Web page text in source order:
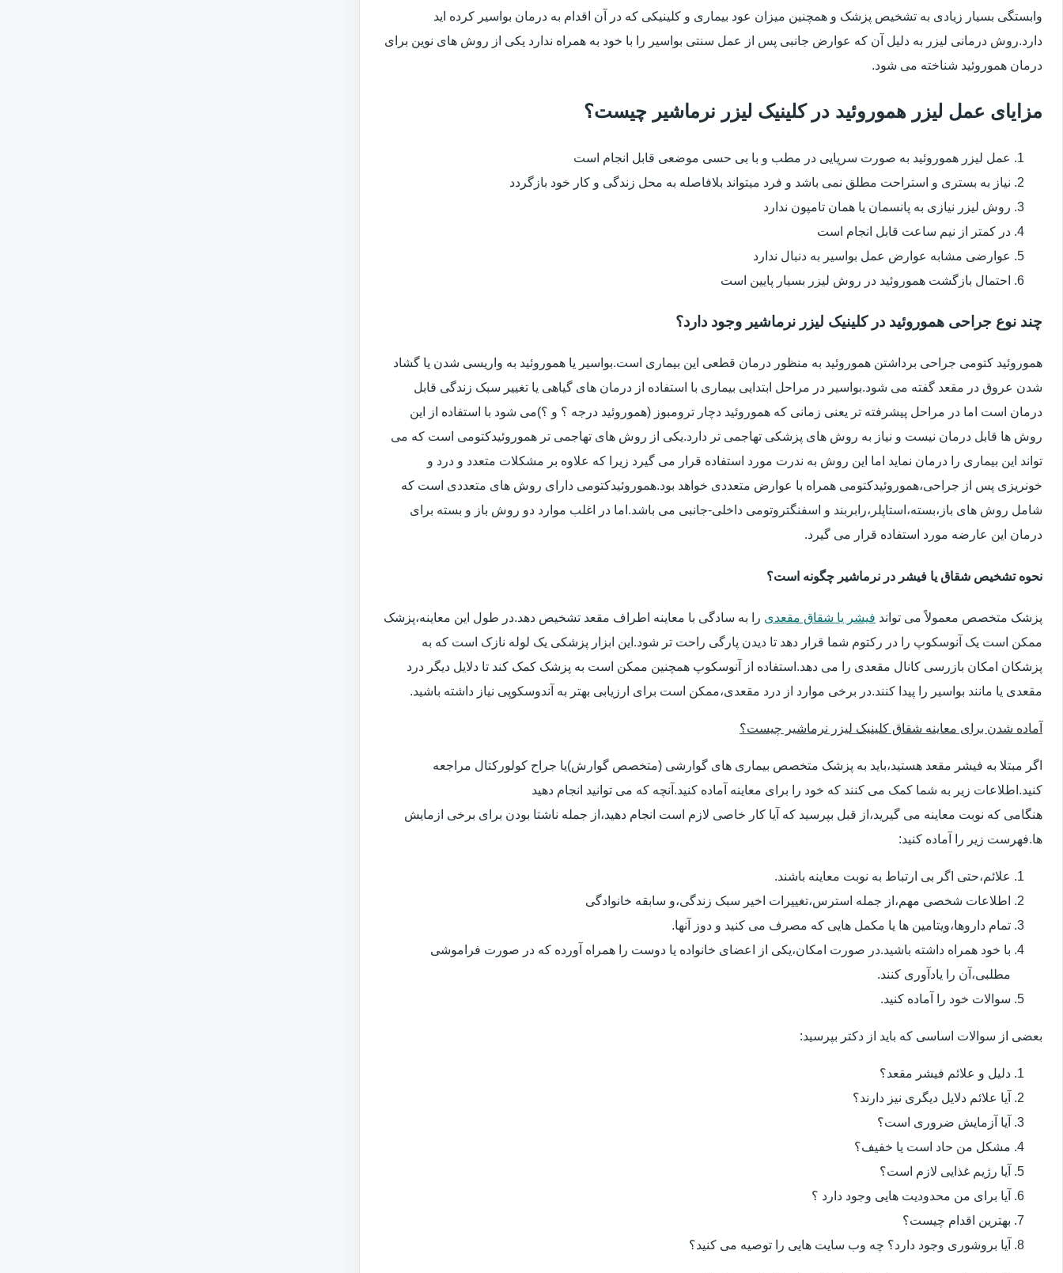
وابستگی بسیار زیادی به تشخیص پزشک و همچنین میزان عود بیماری و کلینیکی که در آن اقدام به درمان بواسیر کرده اید
دارد.روش درمانی لیزر به دلیل آن که عوارض جانبی پس از عمل سنتی بواسیر را با خود به همراه ندارد یکی از روش های نوین برای
درمان هموروئید شناخته می شود.
مزایای عمل لیزر هموروئید در کلینیک لیزر نرماشیر چیست؟
عمل لیزر هموروئید به صورت سرپایی در مطب و با بی حسی موضعی قابل انجام است
نیاز به بستری و استراحت مطلق نمی باشد و فرد میتواند بلافاصله به محل زندگی و کار خود بازگردد
روش لیزر نیازی به پانسمان یا همان تامپون ندارد
در کمتر از نیم ساعت قابل انجام است
عوارضی مشابه عوارض عمل بواسیر به دنبال ندارد
احتمال بازگشت هموروئید در روش لیزر بسیار پایین است
چند نوع جراحی هموروئید در کلینیک لیزر نرماشیر وجود دارد؟
هموروئید کتومی جراحی برداشتن هموروئید به منظور درمان قطعی این بیماری است.بواسیر یا هموروئید به واریسی شدن یا گشاد
شدن عروق در مقعد گفته می شود.بواسیر در مراحل ابتدایی بیماری با استفاده از درمان های گیاهی یا تغییر سبک زندگی قابل
درمان است اما در مراحل پیشرفته تر یعنی زمانی که هموروئید دچار ترومبوز (هموروئید درجه ؟ و ؟)می شود با استفاده از این
روش ها قابل درمان نیست و نیاز به روش های پزشکی تهاجمی تر دارد.یکی از روش های تهاجمی تر هموروئیدکتومی است که می
تواند این بیماری را درمان نماید اما این روش به ندرت مورد استفاده قرار می گیرد زیرا که علاوه بر مشکلات متعدد و درد و
خونریزی پس از جراحی،هموروئیدکتومی همراه با عوارض متعددی خواهد بود.هموروئیدکتومی دارای روش های متعددی است که
شامل روش های باز،بسته،استاپلر،رابربند و اسفنگتروتومی داخلی-جانبی می باشد.اما در اغلب موارد دو روش باز و بسته برای
درمان این عارضه مورد استفاده قرار می گیرد.
نحوه تشخیص شقاق یا فیشر در نرماشیر چگونه است؟
پزشک متخصص معمولاً می تواند فیشر یا شقاق مقعدی را به سادگی با معاینه اطراف مقعد تشخیص دهد.در طول این معاینه،پزشک
ممکن است یک آنوسکوپ را در رکتوم شما قرار دهد تا دیدن پارگی راحت تر شود.این ابزار پزشکی یک لوله نازک است که به
پزشکان امکان بازرسی کانال مقعدی را می دهد.استفاده از آنوسکوپ همچنین ممکن است به پزشک کمک کند تا دلایل دیگر درد
مقعدی یا مانند بواسیر را پیدا کنند.در برخی موارد از درد مقعدی،ممکن است برای ارزیابی بهتر به آندوسکوپی نیاز داشته باشید.
آماده شدن برای معاینه شقاق کلینیک لیزر نرماشیر چیست؟
اگر مبتلا به فیشر مقعد هستید،باید به پزشک متخصص بیماری های گوارشی (متخصص گوارش)یا جراح کولورکتال مراجعه
کنید.اطلاعات زیر به شما کمک می کنند که خود را برای معاینه آماده کنید.آنچه که می توانید انجام دهید
هنگامی که نوبت معاینه می گیرید،از قبل بپرسید که آیا کار خاصی لازم است انجام دهید،از جمله ناشتا بودن برای برخی ازمایش
ها.فهرست زیر را آماده کنید:
علائم،حتی اگر بی ارتباط به نوبت معاینه باشند.
اطلاعات شخصی مهم،از جمله استرس،تغییرات اخیر سبک زندگی،و سابقه خانوادگی
تمام داروها،ویتامین ها یا مکمل هایی که مصرف می کنید و دوز آنها.
با خود همراه داشته باشید.در صورت امکان،یکی از اعضای خانواده یا دوست را همراه آورده که در صورت فراموشی
مطلبی،آن را یادآوری کنند.
سوالات خود را آماده کنید.
بعضی از سوالات اساسی که باید از دکتر بپرسید:
دلیل و علائم فیشر مقعد؟
آیا علائم دلایل دیگری نیز دارند؟
آیا آزمایش ضروری است؟
مشکل من حاد است یا خفیف؟
آیا رژیم غذایی لازم است؟
آیا برای من محدودیت هایی وجود دارد ؟
بهترین اقدام چیست؟
آیا بروشوری وجود دارد؟ چه وب سایت هایی را توصیه می کنید؟